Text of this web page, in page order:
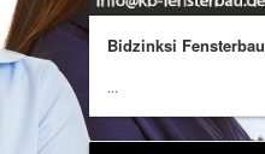
Bidzinksi Fensterbau
...